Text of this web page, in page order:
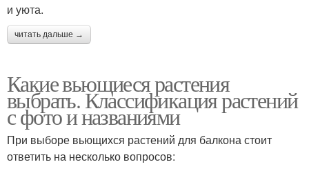
и уюта.
читать дальше →
Какие вьющиеся растения
выбрать. Классификация растений
с фото и названиями
При выборе вьющихся растений для балкона стоит
ответить на несколько вопросов: